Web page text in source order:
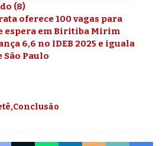
(8)
oferece 100 vagas para
espera em Biritiba Mirim
6,6 no IDEB 2025 e iguala
São Paulo
Conclusão